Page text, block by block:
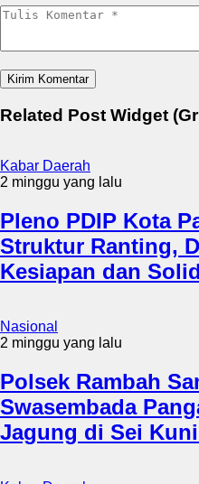
Related Post Widget
Kabar Daerah
2 minggu yang lalu
Pleno PDIP Kota
Struktur Ranting,
Kesiapan dan
Nasional
2 minggu yang lalu
Polsek Rambah
Swasembada
Jagung di Sei